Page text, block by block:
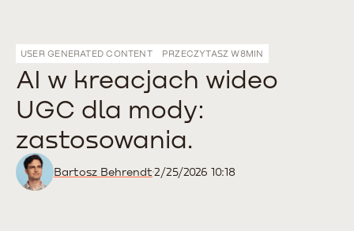
USER GENERATED CONTENT PRZECZYTASZ W8MIN
AI w kreacjach wideo
UGC dla mody:
zastosowania.
Bartosz Behrendt2/25/2026 10:18